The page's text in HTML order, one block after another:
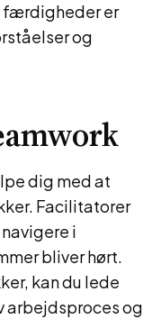
færdigheder er
og
dig med at
Facilitatorer
i
bliver hørt.
kan du lede
arbejdsproces og